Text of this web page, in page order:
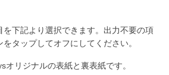
を下記より選択できます。出力不要の項
タップしてオフにしてください。
リジナルの表紙と裏表紙です。